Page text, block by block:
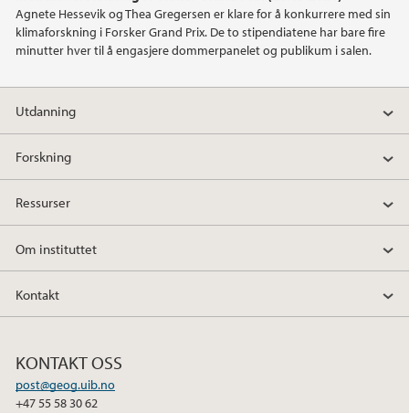
Agnete Hessevik og Thea Gregersen er klare for å konkurrere med sin
klimaforskning i Forsker Grand Prix. De to stipendiatene har bare fire
minutter hver til å engasjere dommerpanelet og publikum i salen.
2021
2020
2019
2018
2017
2016
2015
Utdanning
Forskning
Ressurser
Om instituttet
Kontakt
KONTAKT OSS
post@geog.uib.no
+47 55 58 30 62